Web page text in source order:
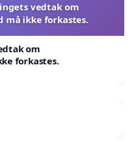
vedtak om
ikke forkastes.
om
forkastes.